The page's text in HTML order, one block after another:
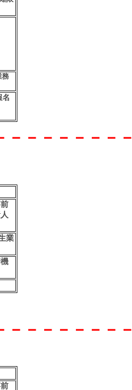
務
名
－－－－－－－－
業
－－－－－－－－